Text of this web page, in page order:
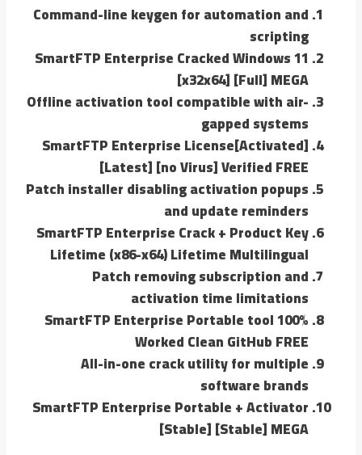
Command-line keygen for automation and
scripting
SmartFTP Enterprise Cracked Windows 11
[x32x64] [Full] MEGA
Offline activation tool compatible with air-
gapped systems
SmartFTP Enterprise License[Activated]
[Latest] [no Virus] Verified FREE
Patch installer disabling activation popups
and update reminders
SmartFTP Enterprise Crack + Product Key
Lifetime (x86-x64) Lifetime Multilingual
Patch removing subscription and
activation time limitations
SmartFTP Enterprise Portable tool 100%
Worked Clean GitHub FREE
All-in-one crack utility for multiple
software brands
SmartFTP Enterprise Portable + Activator
[Stable] [Stable] MEGA